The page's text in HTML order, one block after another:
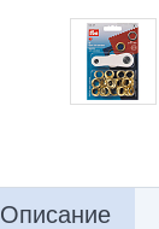
Описание